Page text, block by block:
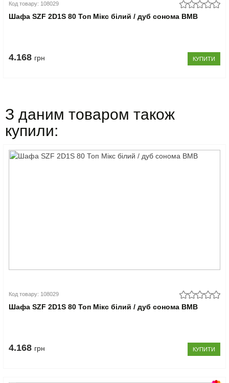
Код товару: 108029
Шафа SZF 2D1S 80 Топ Мікс білий / дуб сонома ВМВ
4.168 грн КУПИТИ
З даним товаром також
купили:
Код товару: 108029
Шафа SZF 2D1S 80 Топ Мікс білий / дуб сонома ВМВ
4.168 грн КУПИТИ